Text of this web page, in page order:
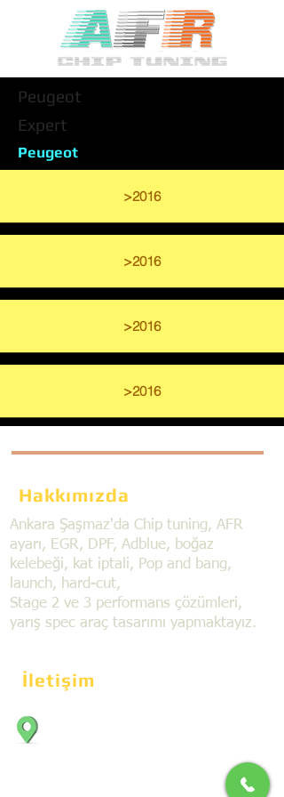
Peugeot
Expert
Peugeot
>2016
>2016
>2016
>2016
Hakkımızda
Ankara Şaşmaz'da Chip tuning, AFR
ayarı, EGR, DPF, Adblue, boğaz
kelebeği, kat iptali, Pop and bang,
launch, hard-cut,
Stage 2 ve 3 performans çözümleri,
yarış spec araç tasarımı yapmaktayız.
İletişim